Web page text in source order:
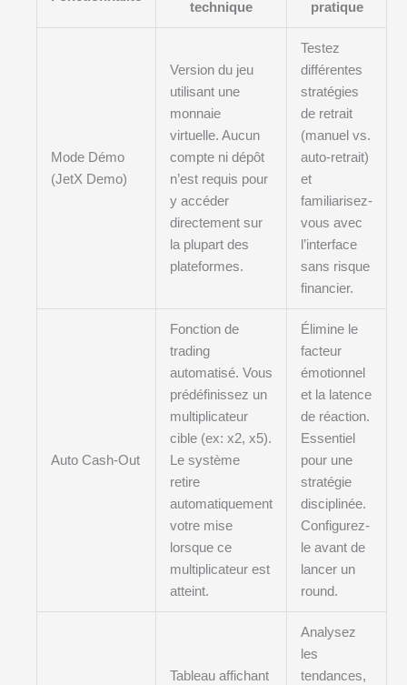
technique pratique
Mode Démo
(JetX Demo)
Version du jeu
utilisant une
monnaie
virtuelle. Aucun
compte ni dépôt
n’est requis pour
y accéder
directement sur
la plupart des
plateformes.
Testez
différentes
stratégies
de retrait
(manuel vs.
auto-retrait)
et
familiarisez-
vous avec
l’interface
sans risque
financier.
Auto Cash-Out
Fonction de
trading
automatisé. Vous
prédéfinissez un
multiplicateur
cible (ex: x2, x5).
Le système
retire
automatiquement
votre mise
lorsque ce
multiplicateur est
atteint.
Élimine le
facteur
émotionnel
et la latence
de réaction.
Essentiel
pour une
stratégie
disciplinée.
Configurez-
le avant de
lancer un
round.
Tableau affichant
Analysez
les
tendances,